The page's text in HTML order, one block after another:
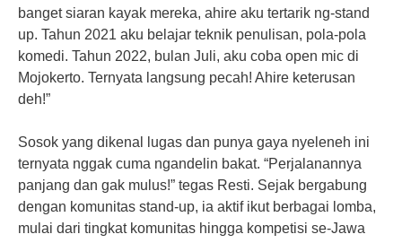
banget siaran kayak mereka, ahire aku tertarik ng-stand
up. Tahun 2021 aku belajar teknik penulisan, pola-pola
komedi. Tahun 2022, bulan Juli, aku coba open mic di
Mojokerto. Ternyata langsung pecah! Ahire keterusan
deh!”
Sosok yang dikenal lugas dan punya gaya nyeleneh ini
ternyata nggak cuma ngandelin bakat. “Perjalanannya
panjang dan gak mulus!” tegas Resti. Sejak bergabung
dengan komunitas stand-up, ia aktif ikut berbagai lomba,
mulai dari tingkat komunitas hingga kompetisi se-Jawa